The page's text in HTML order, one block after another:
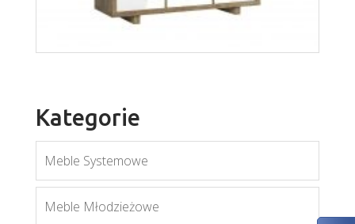
Kategorie
Meble Systemowe
Meble Młodzieżowe